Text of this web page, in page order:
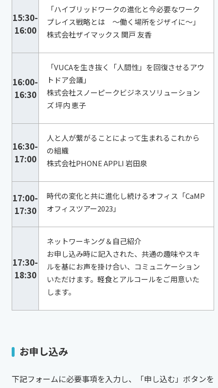
15:30-
16:00
「ハイブリッドワークの進化と今必要なワーク
プレイス戦略とは ～働く場所をジザイに～」
株式会社ザイマックス 関戸 友香
16:00-
16:30
「VUCAを生き抜く「人間性」を回復させるアウ
トドア会議」
株式会社スノーピークビジネスソリューション
ズ 坪内 恵子
16:30-
17:00
人と人が繋がることによって生まれるこれから
の組織
株式会社PHONE APPLI 岩田泉
17:00-
17:30
時代の変化と共に進化し続けるオフィス「CaMP
オフィスツアー2023」
17:30-
18:30
ネットワーキング＆自己紹介
お申し込み時に記入された、共通の趣味やスキ
ルを基にお声を掛け合い、コミュニケーション
いただけます。軽食とアルコールをご用意いた
します。
お申し込み
下記フォームに必要事項を入力し、「申し込む」ボタンを